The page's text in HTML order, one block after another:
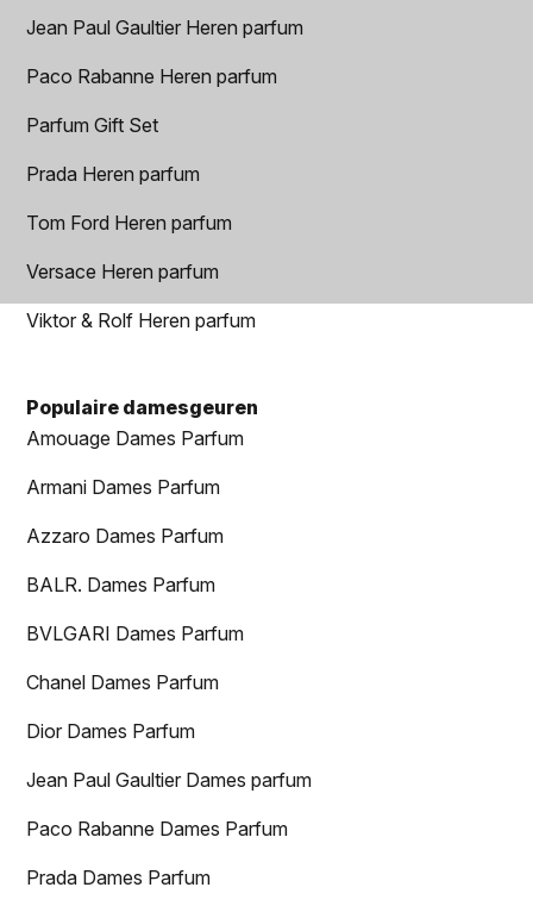
Jean Paul Gaultier Heren parfum
Paco Rabanne Heren parfum
Parfum Gift Set
Prada Heren parfum
Tom Ford Heren parfum
Versace Heren parfum
Viktor & Rolf Heren parfum
Populaire damesgeuren
Amouage Dames Parfum
Armani Dames Parfum
Azzaro Dames Parfum
BALR. Dames Parfum
BVLGARI Dames Parfum
Chanel Dames Parfum
Dior Dames Parfum
Jean Paul Gaultier Dames parfum
Paco Rabanne Dames Parfum
Prada Dames Parfum